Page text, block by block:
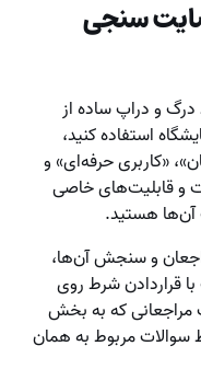
سنجی
درگ و دراپ ساده از
استفاده کنید،
«کاربری حرفه‌ای» و
و قابلیت‌های خاصی
آن‌ها هستید.
و سنجش آن‌ها،
قراردادن شرط روی
مراجعانی که به بخش
سوالات مربوط به همان